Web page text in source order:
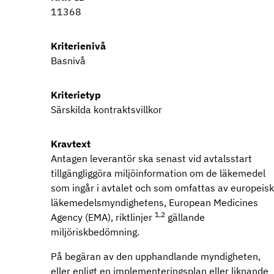
11368
Kriterienivå
Basnivå
Kriterietyp
Särskilda kontraktsvillkor
Kravtext
Antagen leverantör ska senast vid avtalsstart
tillgängliggöra miljöinformation om de läkemedel
som ingår i avtalet och som omfattas av
läkemedelsmyndighetens, European Medicines
Agency (EMA), riktlinjer 1,2 gällande
miljöriskbedömning.
På begäran av den upphandlande myndigheten,
eller enligt en implementeringsplan eller liknande